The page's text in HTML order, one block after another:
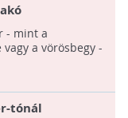
- mint a
a vörösbegy -
tónál